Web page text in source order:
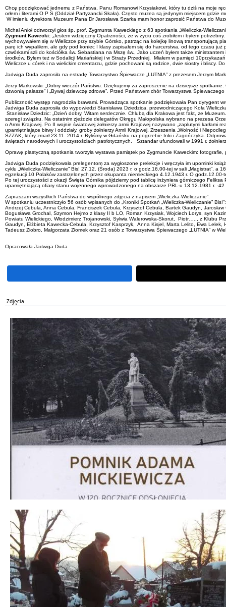
Chcę podziękować jednemu z Państwa, Panu Romanowi Krzysiakowi, który tu dziś na moje
orłem i literami O P S (Oddział Partyzancki Skała). Często muzea są jedynym miejscem
W imieniu dyrektora Muzeum Pana Dr Jarosława Szarka mam honor zaprosić Państwa do
Michał Anioł odtworzył głos śp. prof. Zygmunta Kaweckiego z 63 spotkania „Wieliczka-
Zygmunt Kawecki: „Jestem wdzięczny Opatrzności, że w życiu coś zrobiłem i byłem
wychowywałem się w Wieliczce przy szybie Górsko, patrząc na kolejkę linową transportującą
parę ich wypaliłem, ale gdy pod koniec I klasy zapisałem się do harcerstwa, od tego czasu
czwórkami szli do kościółka św. Sebastiana na Mszę św., Jako uczeń byłem także
środków. Byłem też w Sodalicji Mariańskiej i w Straży Przedniej. Miałem w pamięci
Wieliczce u córek i na wielickim cmentarzu, gdzie pochowani są rodzice, dwie siostry i bliscy.
Jadwiga Duda zaprosiła na estradę Towarzystwo Śpiewacze „LUTNIA” z prezesem Jerzym
Jerzy Markowski: „Dobry wieczór Państwu. Dziękujemy za zaproszenie na dzisiejsze
dzwonią pałasze” i „Bywaj dziewczę zdrowe”. Przed Państwem chór Towarzystwa
Publiczność występ nagrodziła brawami. Prowadząca spotkanie podziękowała Pan dyrygent
Jadwiga Duda zaprosiła do wypowiedzi Stanisława Dziedzica, przewodniczącego Koła
Stanisław Dziedzic: „Dzień dobry. Witam serdecznie. Chlubą dla Krakowa jest fakt, że
szeregi związku. Na ostatnim zjeździe delegatów Okręgu Małopolska wybrano na prezesa
o Armii Krajowej. Po II wojnie światowej żołnierzy armii Krajowej nazywano „zaplutymi karłami
upamiętniające bitwy i oddziały, groby żołnierzy Armii Krajowej, Zrzeszenia „Wolność i
ŚZŻAK, który zmarł 23.11. 2014 r. Byliśmy w Gdańsku na pogrzebie Inki i Zagończyka.
świętach narodowych i uroczystościach patriotycznych. Sztandar ufundowali w 1991 r.
Oprawę plastyczną spotkania tworzyła wystawa pamiątek po Zygmuncie Kaweckim:
Jadwiga Duda podziękowała prelegentom za wygłoszone prelekcje i wręczyła im upominki
cyklu „Wieliczka-Wieliczanie” Bis! 27.12. (Środa) 2023 r. o godz.16.00-tej w sali „Magistrat”,
egzekucji 10 Polaków zastrzelonych przez okupanta niemieckiego 4.12.1943 r. O
Po tej uroczystości z okazji Święta Górnika pójdziemy pod tablicę inżyniera górniczego
upamiętniającą ofiary stanu wojennego wprowadzonego na obszarze PRL-u 13.12.1981 r. -
Zapraszam wszystkich Państwa do wspólnego zdjęcia z napisem „Wieliczka-Wieliczanie”.
W spotkaniu uczestniczyło 56 osób wpisanych do „Kroniki Spotkań „Wieliczka-Wieliczanie”
Andrzej Cebula, Anna Cebula, Franciszek Cebula, Krzysztof Cebula, Bartek Gaudyn,
Bogusława Grochal, Szymon Hejmo z klasy II b LO, Roman Krzysiak, Wojciech Lorys, syn
Powiatu Wielickiego, Włodzimierz Trojanowski, Sylwia Walerowska-Skorut, Piotr….., z Klubu
Gaudyn, Elżbieta Kawecka-Cebula, Krzysztof Kasprzyk, Anna Kisiel, Marta Lelito, Ewa
Tadeusz Ziobro, Małgorzata Złomek oraz 21 osób z Towarzystwa Śpiewaczego „LUTNIA” w
Opracowała Jadwiga Duda
Zdjęcia